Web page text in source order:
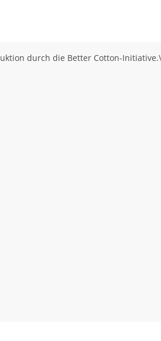
durch die Better Cotton-